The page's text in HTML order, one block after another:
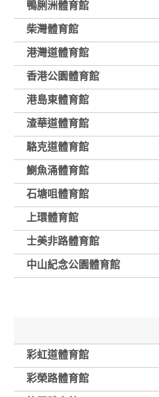
鴨脷洲體育館
柴灣體育館
港灣道體育館
香港公園體育館
港島東體育館
渣華道體育館
駱克道體育館
鰂魚涌體育館
石塘咀體育館
上環體育館
士美非路體育館
中山紀念公園體育館
彩虹道體育館
彩榮路體育館